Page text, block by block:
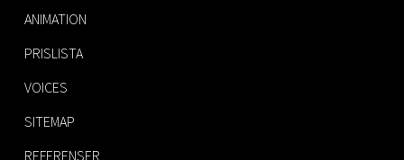
ANIMATION
PRISLISTA
VOICES
SITEMAP
REFERENSER